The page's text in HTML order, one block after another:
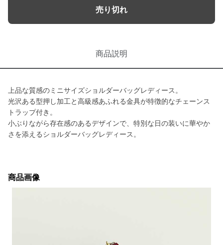
売り切れ
商品説明
上品な質感のミニサイズショルダーバッグレディース。
光沢ある型押し加工と高級感あふれる金具が特徴的なチェーンス
トラップ付き。
小ぶりながら存在感のあるデザインで、特別な日の装いに華やか
さを添えるショルダーバッグレディース。
商品画像